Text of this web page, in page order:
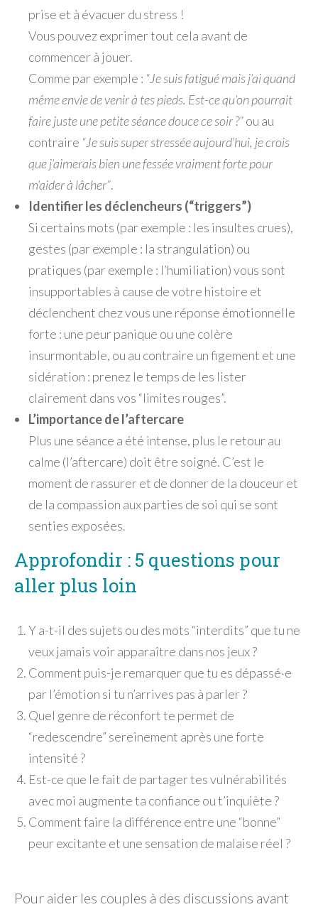
prise et à évacuer du stress !
Vous pouvez exprimer tout cela avant de
commencer à jouer.
Comme par exemple : “Je suis fatigué mais j’ai quand
même envie de venir à tes pieds. Est-ce qu’on pourrait
faire juste une petite séance douce ce soir ?”ou au
contraire “Je suis super stressée aujourd’hui, je crois
que j’aimerais bien une fessée vraiment forte pour
m’aider à lâcher”.
Identifier les déclencheurs (“triggers”)
Si certains mots (par exemple : les insultes crues),
gestes (par exemple : la strangulation) ou
pratiques (par exemple : l’humiliation) vous sont
insupportables à cause de votre histoire et
déclenchent chez vous une réponse émotionnelle
forte : une peur panique ou une colère
insurmontable, ou au contraire un figement et une
sidération : prenez le temps de les lister
clairement dans vos “limites rouges”.
L’importance de l’aftercare
Plus une séance a été intense, plus le retour au
calme (l’aftercare) doit être soigné. C’est le
moment de rassurer et de donner de la douceur et
de la compassion aux parties de soi qui se sont
senties exposées.
Approfondir : 5 questions pour
aller plus loin
Y a-t-il des sujets ou des mots “interdits” que tu ne
veux jamais voir apparaître dans nos jeux ?
Comment puis-je remarquer que tu es dépassé·e
par l’émotion si tu n’arrives pas à parler ?
Quel genre de réconfort te permet de
“redescendre” sereinement après une forte
intensité ?
Est-ce que le fait de partager tes vulnérabilités
avec moi augmente ta confiance ou t’inquiète ?
Comment faire la différence entre une “bonne”
peur excitante et une sensation de malaise réel ?
Pour aider les couples à des discussions avant